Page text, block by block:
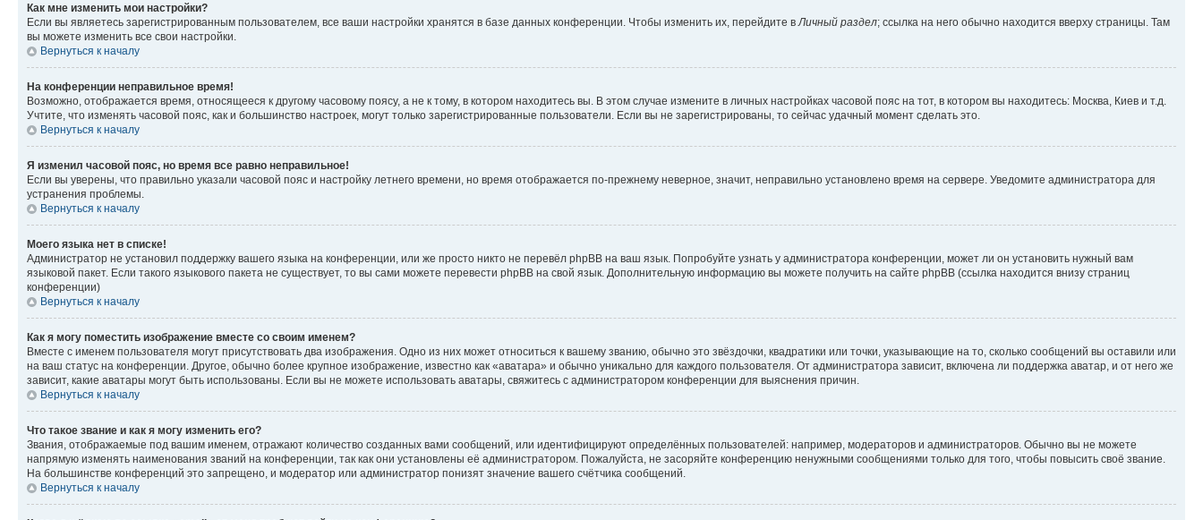
Как мне изменить мои настройки?
Если вы являетесь зарегистрированным пользователем, все ваши настройки хранятся в базе данных конференции. Чтобы изменить их, перейдите в Личный раздел; ссылка на него обычно находится вверху страницы. Там
вы можете изменить все свои настройки.
Вернуться к началу
На конференции неправильное время!
Возможно, отображается время, относящееся к другому часовому поясу, а не к тому, в котором находитесь вы. В этом случае измените в личных настройках часовой пояс на тот, в котором вы находитесь: Москва, Киев и т.д.
Учтите, что изменять часовой пояс, как и большинство настроек, могут только зарегистрированные пользователи. Если вы не зарегистрированы, то сейчас удачный момент сделать это.
Вернуться к началу
Я изменил часовой пояс, но время все равно неправильное!
Если вы уверены, что правильно указали часовой пояс и настройку летнего времени, но время отображается по-прежнему неверное, значит, неправильно установлено время на сервере. Уведомите администратора для
устранения проблемы.
Вернуться к началу
Моего языка нет в списке!
Администратор не установил поддержку вашего языка на конференции, или же просто никто не перевёл phpBB на ваш язык. Попробуйте узнать у администратора конференции, может ли он установить нужный вам
языковой пакет. Если такого языкового пакета не существует, то вы сами можете перевести phpBB на свой язык. Дополнительную информацию вы можете получить на сайте phpBB (ссылка находится внизу страниц
конференции)
Вернуться к началу
Как я могу поместить изображение вместе со своим именем?
Вместе с именем пользователя могут присутствовать два изображения. Одно из них может относиться к вашему званию, обычно это звёздочки, квадратики или точки, указывающие на то, сколько сообщений вы оставили или
на ваш статус на конференции. Другое, обычно более крупное изображение, известно как «аватара» и обычно уникально для каждого пользователя. От администратора зависит, включена ли поддержка аватар, и от него же
зависит, какие аватары могут быть использованы. Если вы не можете использовать аватары, свяжитесь с администратором конференции для выяснения причин.
Вернуться к началу
Что такое звание и как я могу изменить его?
Звания, отображаемые под вашим именем, отражают количество созданных вами сообщений, или идентифицируют определённых пользователей: например, модераторов и администраторов. Обычно вы не можете
напрямую изменять наименования званий на конференции, так как они установлены её администратором. Пожалуйста, не засоряйте конференцию ненужными сообщениями только для того, чтобы повысить своё звание.
На большинстве конференций это запрещено, и модератор или администратор понизят значение вашего счётчика сообщений.
Вернуться к началу